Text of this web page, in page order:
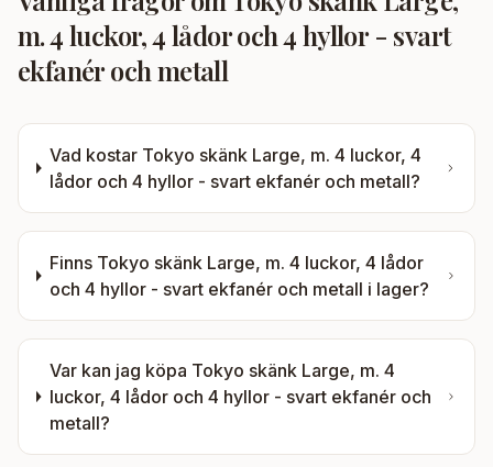
m. 4 luckor, 4 lådor och 4 hyllor - svart
ekfanér och metall
Vad kostar Tokyo skänk Large, m. 4 luckor, 4
lådor och 4 hyllor - svart ekfanér och metall?
Finns Tokyo skänk Large, m. 4 luckor, 4 lådor
och 4 hyllor - svart ekfanér och metall i lager?
Var kan jag köpa Tokyo skänk Large, m. 4
luckor, 4 lådor och 4 hyllor - svart ekfanér och
metall?